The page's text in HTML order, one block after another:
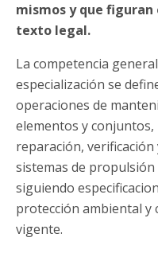
mismos y que
texto legal.
La competencia
especialización se
operaciones de
elementos y conjuntos,
reparación,
sistemas de
siguiendo
protección ambiental y
vigente.